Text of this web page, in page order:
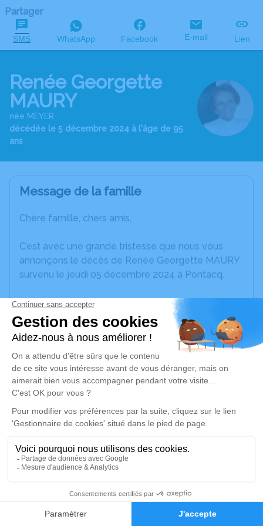
Faire-part Hommages
Partager
SMS WhatsApp Facebook E-mail Lien
Renée Georgette
MAURY
née MEYER
décédée le 5 décembre 2024 à l'âge de 95
ans
Message de la famille
Chère famille, chers amis,
C’est avec une grande tristesse que nous vous
annonçons le décès de Renée Georgette MAURY
survenu le jeudi 05 décembre 2024 à Pontacq.
Nous vous invitons à utiliser cet espace pour
laisser vos condoléances, partager des photos
souvenirs, une anecdote ou exprimer vos pensées
à travers des poèmes ou des textes. Cet endroit
est un lieu d'expression dédié à honorer la
mémoire de Renée Georgette MAURY.
Je rends hommage
Cérémonie civile
mardi 10 décembre 2024 à 16h00
Crématorium de Pau
64000 Pau